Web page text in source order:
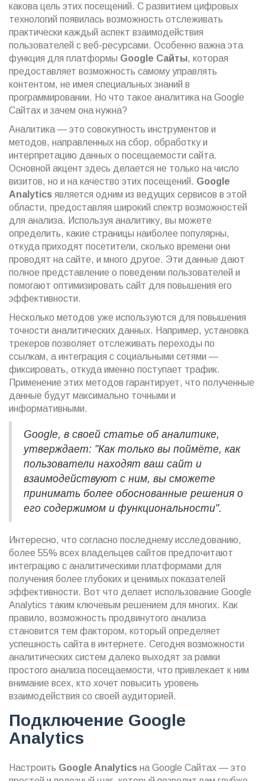
какова цель этих посещений. С развитием цифровых
технологий появилась возможность отслеживать
практически каждый аспект взаимодействия
пользователей с веб-ресурсами. Особенно важна эта
функция для платформы Google Сайты, которая
предоставляет возможность самому управлять
контентом, не имея специальных знаний в
программировании. Но что такое аналитика на Google
Сайтах и зачем она нужна?
Аналитика — это совокупность инструментов и
методов, направленных на сбор, обработку и
интерпретацию данных о посещаемости сайта.
Основной акцент здесь делается не только на число
визитов, но и на качество этих посещений. Google
Analytics является одним из ведущих сервисов в этой
области, предоставляя широкий спектр возможностей
для анализа. Используя аналитику, вы можете
определить, какие страницы наиболее популярны,
откуда приходят посетители, сколько времени они
проводят на сайте, и много другое. Эти данные дают
полное представление о поведении пользователей и
помогают оптимизировать сайт для повышения его
эффективности.
Несколько методов уже используются для повышения
точности аналитических данных. Например, установка
трекеров позволяет отслеживать переходы по
ссылкам, а интеграция с социальными сетями —
фиксировать, откуда именно поступает трафик.
Применение этих методов гарантирует, что полученные
данные будут максимально точными и
информативными.
Google, в своей статье об аналитике,
утверждает: "Как только вы поймёте, как
пользователи находят ваш сайт и
взаимодействуют с ним, вы сможете
принимать более обоснованные решения о
его содержимом и функциональности".
Интересно, что согласно последнему исследованию,
более 55% всех владельцев сайтов предпочитают
интеграцию с аналитическими платформами для
получения более глубоких и ценимых показателей
эффективности. Вот что делает использование Google
Analytics таким ключевым решением для многих. Как
правило, возможность продвинутого анализа
становится тем фактором, который определяет
успешность сайта в интернете. Сегодня возможности
аналитических систем далеко выходят за рамки
простого анализа посещаемости, что привлекает к ним
внимание всех, кто хочет повысить уровень
взаимодействия со своей аудиторией.
Подключение Google
Analytics
Настроить Google Analytics на Google Сайтах — это